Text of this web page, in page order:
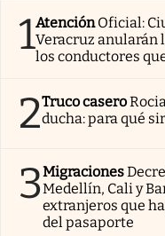
1AtenciónOficial:
Veracruz anularán
los conductores
2Truco casero
ducha: para qué
3Migraciones
Medellín, Cali y
extranjeros que
del pasaporte